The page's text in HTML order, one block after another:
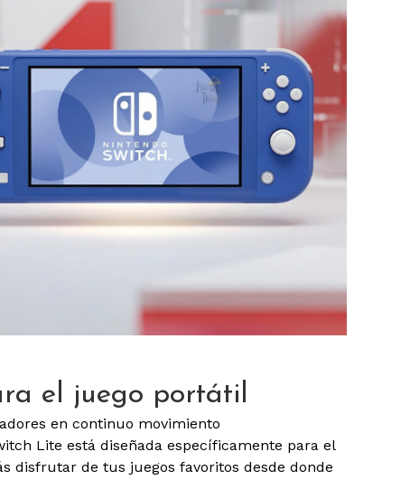
el juego portátil
en continuo movimiento
Lite está diseñada específicamente para el
disfrutar de tus juegos favoritos desde donde